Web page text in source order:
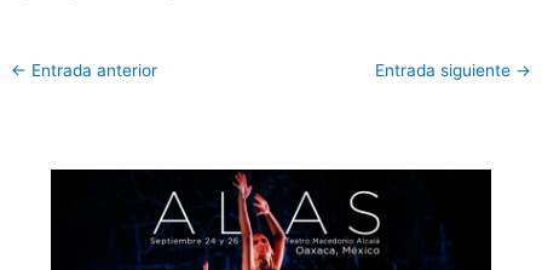
← Entrada anterior Entrada siguiente →